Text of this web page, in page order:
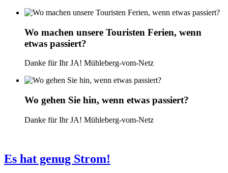
Wo machen unsere Touristen Ferien, wenn
etwas passiert?
Danke für Ihr JA! Mühleberg-vom-Netz
Wo gehen Sie hin, wenn etwas passiert?
Danke für Ihr JA! Mühleberg-vom-Netz
Es hat genug Strom!